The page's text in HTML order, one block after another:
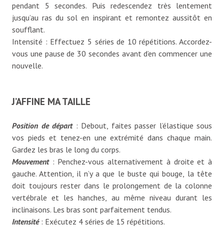
pendant 5 secondes. Puis redescendez très lentement
jusqu’au ras du sol en inspirant et remontez aussitôt en
soufflant.
Intensité : Effectuez 5 séries de 10 répétitions. Accordez-
vous une pause de 30 secondes avant d’en commencer une
nouvelle.
J’AFFINE MA TAILLE
Position de départ: Debout, faites passer l’élastique sous
vos pieds et tenez-en une extrémité dans chaque main.
Gardez les bras le long du corps.
Mouvement: Penchez-vous alternativement à droite et à
gauche. Attention, il n’y a que le buste qui bouge, la tête
doit toujours rester dans le prolongement de la colonne
vertébrale et les hanches, au même niveau durant les
inclinaisons. Les bras sont parfaitement tendus.
Intensité: Exécutez 4 séries de 15 répétitions.